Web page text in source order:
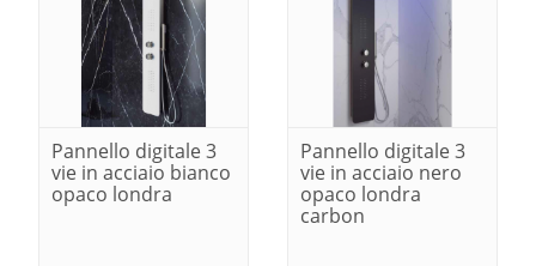
Pannello digitale 3
vie in acciaio bianco
opaco londra
Pannello digitale 3
vie in acciaio nero
opaco londra
carbon